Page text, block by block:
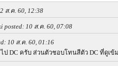
ส.ค. 60, 12:38
posted: 10 ส.ค. 60, 07:08
10 ส.ค. 60, 01:16
ไป DC ครับ ส่วนตัวชอบโทนสีตัว DC ที่ดูเข้